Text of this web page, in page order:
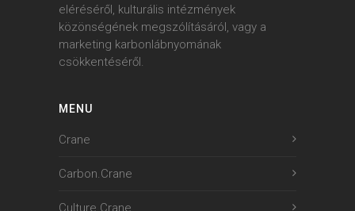
eléréséről, kulturális intézmények
közönségének megszólításáról, vagy a
marketing karbonlábnyomának
csökkentéséről.
MENU
Crane
Carbon.Crane
Culture.Crane